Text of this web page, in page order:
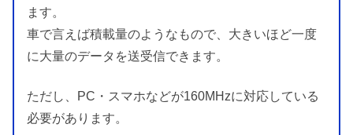
ます。
車で言えば積載量のようなもので、大きいほど一度
に大量のデータを送受信できます。
ただし、PC・スマホなどが160MHzに対応している
必要があります。